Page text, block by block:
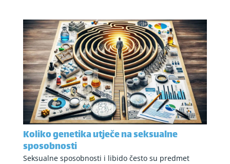
Koliko genetika utječe na seksualne
sposobnosti
Seksualne sposobnosti i libido često su predmet